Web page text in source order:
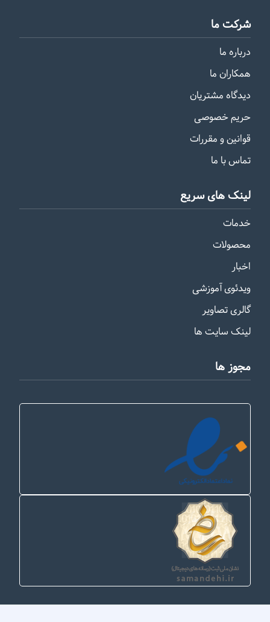
شرکت ما
درباره ما
همکاران ما
دیدگاه مشتریان
حریم خصوصی
قوانین و مقررات
تماس با ما
لینک های سریع
خدمات
محصولات
اخبار
ویدئوی آموزشی
گالری تصاویر
لینک سایت ها
مجوز ها